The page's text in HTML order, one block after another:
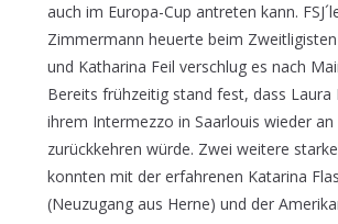
auch im Europa-Cup antreten kann.
Zimmermann heuerte beim
und Katharina Feil verschlug es nach
Bereits frühzeitig stand fest, dass Laura
ihrem Intermezzo in Saarlouis wieder
zurückkehren würde. Zwei weitere
konnten mit der erfahrenen Katarina
(Neuzugang aus Herne) und der